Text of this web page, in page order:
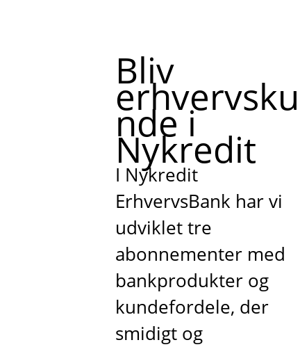
Bliv
erhvervsku
nde i
Nykredit
I Nykredit
ErhvervsBank har vi
udviklet tre
abonnementer med
bankprodukter og
kundefordele, der
smidigt og